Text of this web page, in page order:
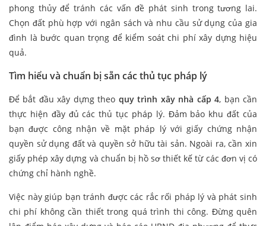
phong thủy để tránh các vấn đề phát sinh trong tương lai.
Chọn đất phù hợp với ngân sách và nhu cầu sử dụng của gia
đình là bước quan trọng để kiểm soát chi phí xây dựng hiệu
quả.
Tìm hiểu và chuẩn bị sẵn các thủ tục pháp lý
Để bắt đầu xây dựng theo quy trình xây nhà cấp 4, bạn cần
thực hiện đầy đủ các thủ tục pháp lý. Đảm bảo khu đất của
bạn được công nhận về mặt pháp lý với giấy chứng nhận
quyền sử dụng đất và quyền sở hữu tài sản. Ngoài ra, cần xin
giấy phép xây dựng và chuẩn bị hồ sơ thiết kế từ các đơn vị có
chứng chỉ hành nghề.
Việc này giúp bạn tránh được các rắc rối pháp lý và phát sinh
chi phí không cần thiết trong quá trình thi công. Đừng quên